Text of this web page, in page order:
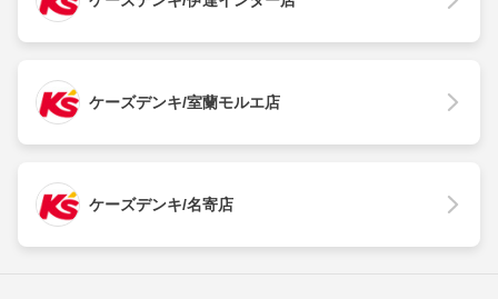
ケーズデンキ/室蘭モルエ店
ケーズデンキ/名寄店